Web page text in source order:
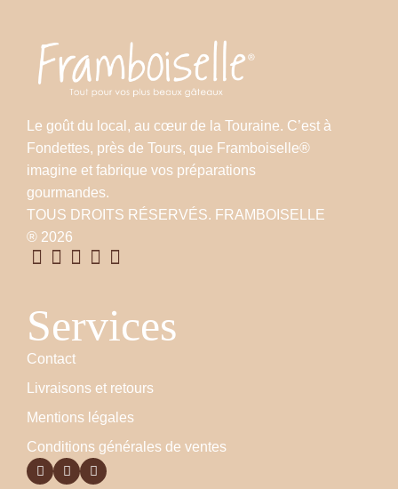
Le goût du local, au cœur de la Touraine. C’est à
Fondettes, près de Tours, que Framboiselle®
imagine et fabrique vos préparations
gourmandes.
TOUS DROITS RÉSERVÉS. FRAMBOISELLE
® 2026
Services
Contact
Livraisons et retours
Mentions légales
Conditions générales de ventes